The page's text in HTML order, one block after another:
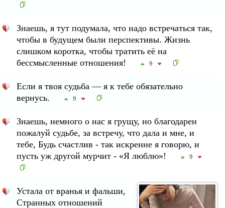
Знаешь, я тут подумала, что надо встречаться так,
чтобы в будущем были перспективы. Жизнь
слишком коротка, чтобы тратить её на
бессмысленные отношения!
9
Если я твоя судьба — я к тебе обязательно
вернусь.
9
Знаешь, немного о нас я грущу, но благодарен
пожалуй судьбе, за встречу, что дала и мне, и
тебе, Будь счастлив - так искренне я говорю, и
пусть уж другой мурчит - «Я люблю»!
9
Устала от вранья и фальши,
Странных отношений